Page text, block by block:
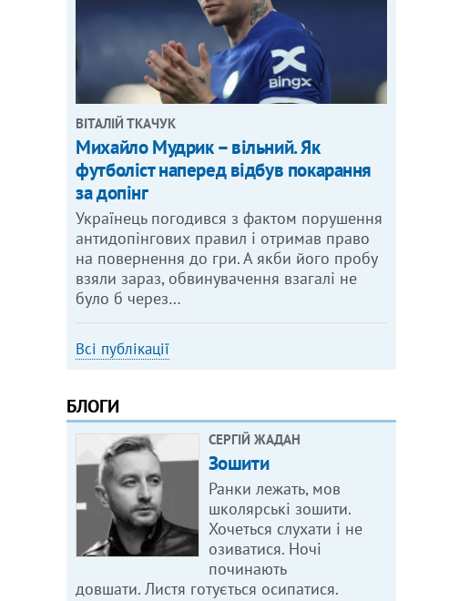
ВІТАЛІЙ ТКАЧУК
Михайло Мудрик – вільний. Як
футболіст наперед відбув покарання
за допінг
Українець погодився з фактом порушення
антидопінгових правил і отримав право
на повернення до гри. А якби його пробу
взяли зараз, обвинувачення взагалі не
було б через…
Всі публікації
БЛОГИ
СЕРГІЙ ЖАДАН
Зошити
Ранки лежать, мов
школярські зошити.
Хочеться слухати і не
озиватися. Ночі
починають
довшати. Листя готується осипатися.